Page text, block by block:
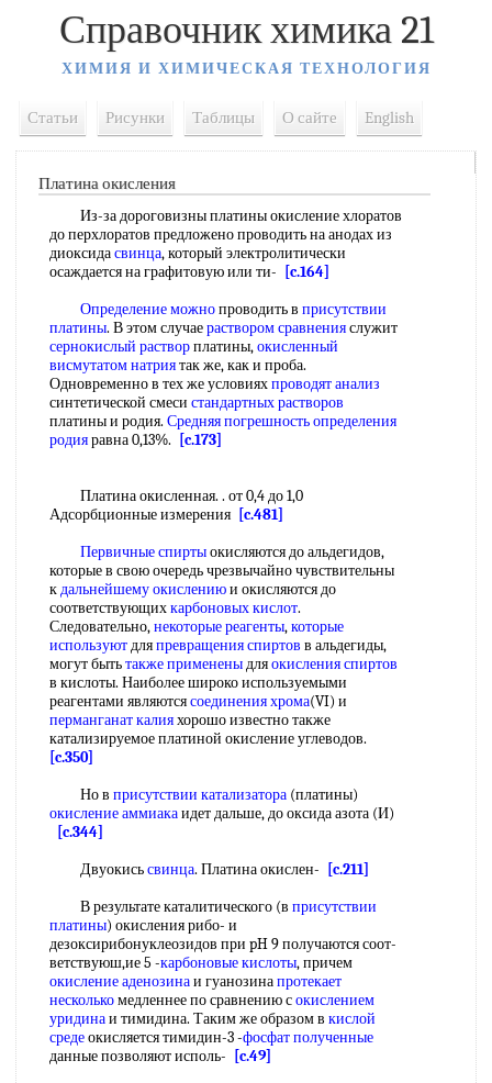
Справочник химика 21
ХИМИЯ И ХИМИЧЕСКАЯ ТЕХНОЛОГИЯ
Статьи Рисунки Таблицы О сайте English
Платина окисления
Из-за дороговизны платины окисление хлоратов
до перхлоратов предложено проводить на анодах из
диоксидасвинца, который электролитически
осаждается на графитовую или ти-
[c.164]
Определение можнопроводить в присутствии
платины. В этом случаераствором сравненияслужит
сернокислый растворплатины,окисленный
висмутатом натриятак же, как и проба.
Одновременно в тех же условияхпроводят анализ
синтетической смеси стандартных растворов
платины и родия. Средняя погрешностьопределения
родияравна 0,13%. [c.173]
Платина окисленная. . от 0,4 до 1,0
Адсорбционные измерения [c.481]
Первичные спиртыокисляются до альдегидов,
которые в свою очередь чрезвычайно чувствительны
кдальнейшему окислениюи окисляются до
соответствующихкарбоновых кислот.
Следовательно,некоторые реагенты,которые
используютдляпревращения спиртов в альдегиды,
могут бытьтакже примененыдляокисления спиртов
в кислоты. Наиболее широко используемыми
реагентами являютсясоединения хрома(VI) и
перманганат калияхорошо известно также
катализируемое платиной окисление углеводов.
[c.350]
Но в присутствии катализатора (платины)
окисление аммиакаидет дальше, до оксида азота (И)
[c.344]
Двуокисьсвинца. Платина окислен-
[c.211]
В результате каталитического (в присутствии
платины) окисления рибо- и
дезоксирибонуклеозидов при pH 9 получаются соот-
ветствуюш,ие 5 -карбоновые кислоты, причем
окисление аденозинаи гуанозинапротекает
несколькомедленнее по сравнению сокислением
уридинаи тимидина. Таким же образом в кислой
средеокисляется тимидин-3 -фосфат полученные
данные позволяют исполь-
[c.49]